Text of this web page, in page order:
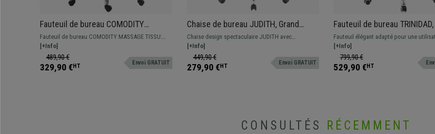
Fauteuil de bureau COMODITY
MASSAGE TISSU, Repose-pieds
Extensible, Fonction massage, Taupe
Fauteuil de bureau COMODITY MASSAGE TISSU:
avec fonction de massage, inclinable et avec repose-
pieds extensible. Si vous recherchez confort et
qualité, ce fauteuil est fait pour vous.
[+Info]
489,90 €
329,90 €HT Envoi GRATUIT
Chaise de bureau JUDITH, Grand
rembourrage, Design élégant en Bois
et cuir, Noir
Chaise design spectaculaire JUDITH avec
revêtement en bois et cuir synthétique de grande
qualité disponible en différentes couleurs.
[+Info]
449,90 €
279,90 €HT Envoi GRATUIT
Fauteuil de bureau
rembourrage et ergonomie,
Piétement en métal, Cuir , Noir
Fauteuil élégant adapté pour une
intensive allant jusqu'à 8h. Revêtement
authentique, avec piétement en métal et
avec bandage en caoutchouc.
[+Info]
799,90 €
529,90 €HT
CONSULTÉS RÉCEMMENT